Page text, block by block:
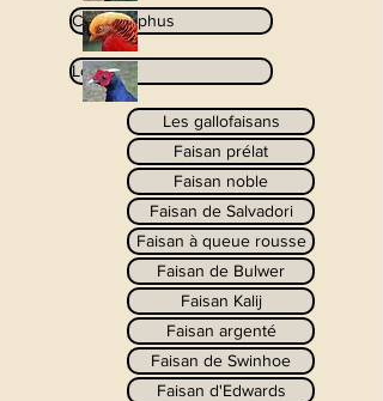
Chrysolophus
Lophura
Les gallofaisans
Faisan prélat
Faisan noble
Faisan de Salvadori
Faisan à queue rousse
Faisan de Bulwer
Faisan Kalij
Faisan argenté
Faisan de Swinhoe
Faisan d'Edwards